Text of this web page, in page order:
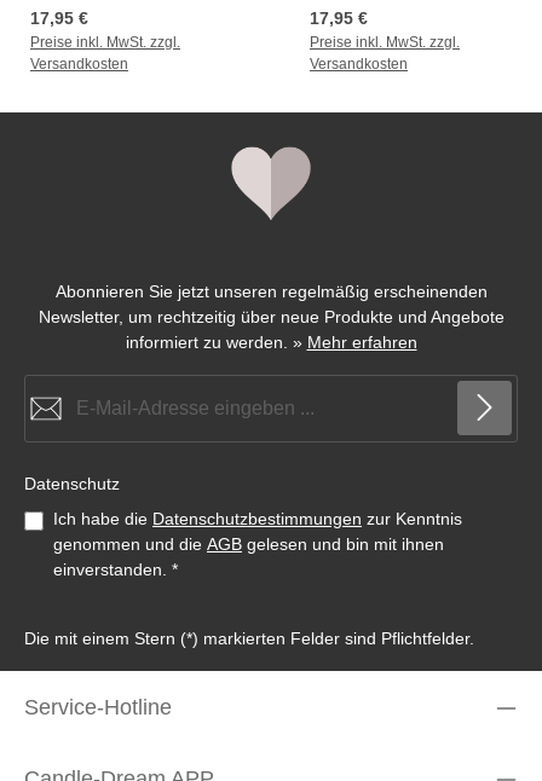
17,95 €
Preise inkl. MwSt. zzgl.
Versandkosten
17,95 €
Preise inkl. MwSt. zzgl.
Versandkosten
Abonnieren Sie jetzt unseren regelmäßig erscheinenden
Newsletter, um rechtzeitig über neue Produkte und Angebote
informiert zu werden. » Mehr erfahren
Datenschutz
Ich habe die Datenschutzbestimmungen zur Kenntnis
genommen und die AGB gelesen und bin mit ihnen
einverstanden. *
Die mit einem Stern (*) markierten Felder sind Pflichtfelder.
Service-Hotline